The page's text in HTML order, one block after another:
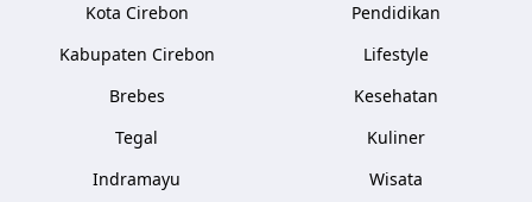
Kota Cirebon
Kabupaten Cirebon
Brebes
Tegal
Indramayu
Pendidikan
Lifestyle
Kesehatan
Kuliner
Wisata